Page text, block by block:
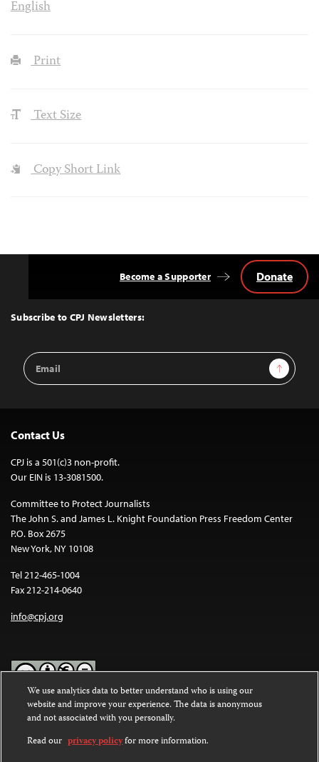
English
Print
Text Size
Copy Short Link
Top
Subscribe to CPJ Newsletters:
Email
Address
Sign Up
Become a Supporter Donate
Contact Us
CPJ is a 501(c)3 non-profit.
Our EIN is 13-3081500.
Committee to Protect Journalists
The John S. and James L. Knight Foundation Press Freedom Center
P.O. Box 2675
New York, NY 10108
Tel 212-465-1004
Fax 212-214-0640
info@cpj.org
Except where noted, text on this website is licensed under a
Commons Attribution-NonCommercial-NoDerivatives 4.0
International License.
We use analytics data to better understand who is using our
website and improve your experience. The data is anonymous
and not associated with you personally.
Read our privacy policyfor more information.